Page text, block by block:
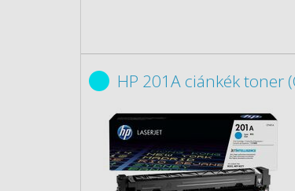
HP 201A ciánkék toner